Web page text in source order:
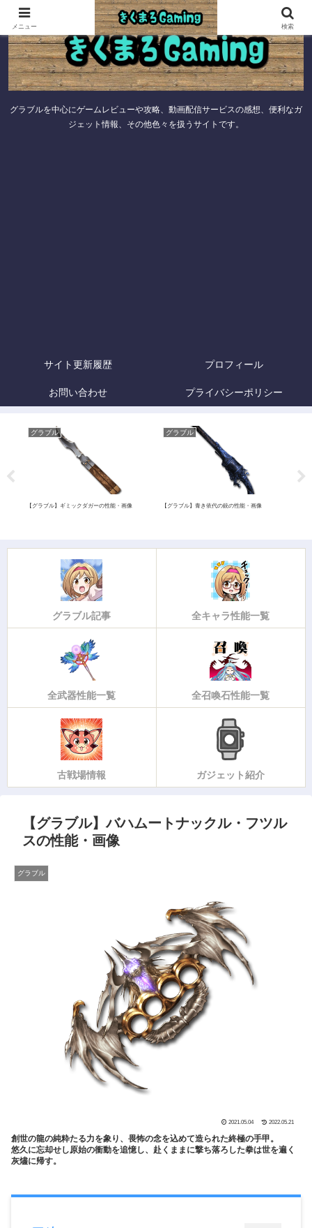
グラブルを中心にゲームレビューや攻略、動画配信サービスの感想、便利なガ
ジェット情報、その他色々を扱うサイトです。
サイト更新履歴 プロフィール
お問い合わせ プライバシーポリシー
グラブル
【グラブル】ギミックダガーの性能・画像
グラブル
【グラブル】青き依代の銃の性能・画像
グラブル記事 全キャラ性能一覧
全武器性能一覧 全召喚石性能一覧
古戦場情報 ガジェット紹介
【グラブル】バハムートナックル・フツル
スの性能・画像
グラブル
2021.05.04 2022.05.21
創世の龍の純粋たる力を象り、畏怖の念を込めて造られた終極の手甲。
悠久に忘却せし原始の衝動を追憶し、赴くままに撃ち落ろした拳は世を遍く
灰燼に帰す。
メニュー 検索